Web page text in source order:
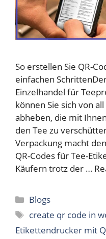
So erstellen Sie QR-
einfachen
Einzelhandel für
können Sie sich von
abheben, die mit
den Tee zu
Verpackung macht
QR-Codes für Tee-
Käufern trotz der …
Categories
Blogs
Tags
create qr code in
Etikettendrucker mit